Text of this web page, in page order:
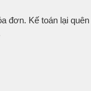
đơn. Kế toán lại